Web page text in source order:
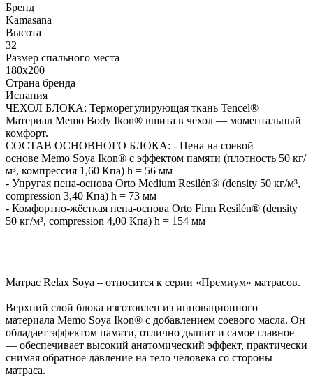
Бренд
Kamasana
Высота
32
Размер спального места
180x200
Страна бренда
Испания
ЧЕХОЛ БЛОКА: Терморегулирующая ткань Tencel®
Материал Memo Body Ikon® вшита в чехол — моментальный
комфорт.
СОСТАВ ОСНОВНОГО БЛОКА: - Пена на соевой
основе Memo Soya Ikon® с эффектом памяти (плотность 50 кг/
м³, компрессия 1,60 Кпа) h = 56 мм
- Упругая пена-основа Orto Medium Resilén® (density 50 кг/м³,
compression 3,40 Кпа) h = 73 мм
- Комфортно-жёсткая пена-основа Orto Firm Resilén® (density
50 кг/м³, compression 4,00 Кпа) h = 154 мм
Матрас Relax Soya – относится к серии «Премиум» матрасов.
Верхний слой блока изготовлен из инновационного
материала Memo Soya Ikon® с добавлением соевого масла. Он
обладает эффектом памяти, отлично дышит и самое главное
— обеспечивает высокий анатомический эффект, практически
снимая обратное давление на тело человека со стороны
матраса.